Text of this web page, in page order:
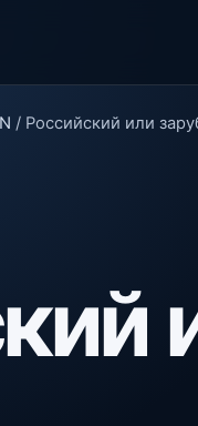
/ Российский или